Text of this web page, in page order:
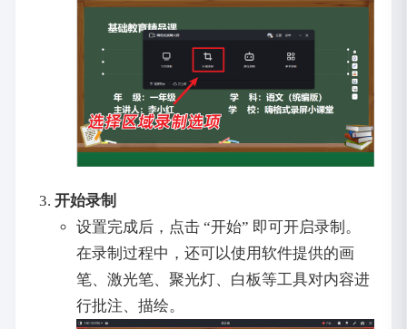
开始录制
设置完成后，点击 “开始” 即可开启录制。
在录制过程中，还可以使用软件提供的画
笔、激光笔、聚光灯、白板等工具对内容进
行批注、描绘。